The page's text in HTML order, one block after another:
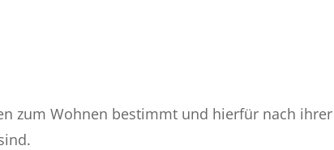
zum Wohnen bestimmt und hierfür nach ihrer